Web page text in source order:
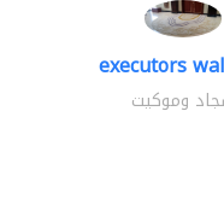
executors
وموكيت